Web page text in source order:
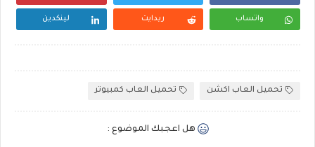
واتساب ريدايت لينكدين
تحميل العاب اكشن تحميل العاب كمبيوتر
هل اعجبك الموضوع :